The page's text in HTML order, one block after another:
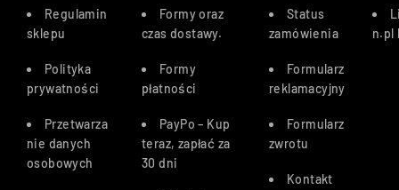
Regulamin
sklepu
Polityka
prywatności
Przetwarza
nie danych
osobowych
Formy oraz
czas dostawy.
Formy
płatności
PayPo – Kup
teraz, zapłać za
30 dni
Status
zamówienia
Formularz
reklamacyjny
Formularz
zwrotu
Kontakt
n.pl